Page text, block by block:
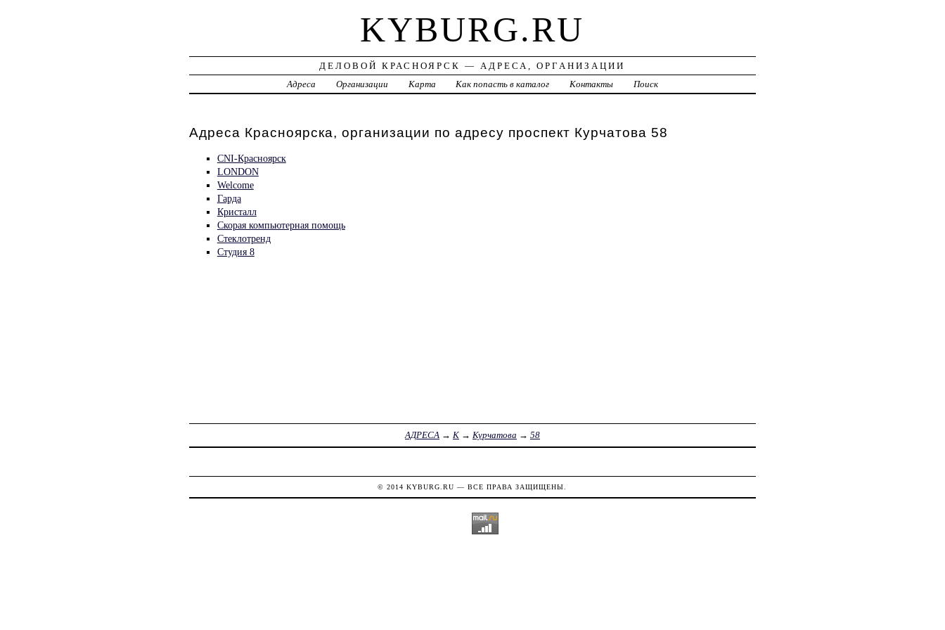
KYBURG.RU
ДЕЛОВОЙ КРАСНОЯРСК — АДРЕСА, ОРГАНИЗАЦИИ
Адреса
Организации Карта Как попасть в каталог Контакты Поиск
Адреса Красноярска, организации по адресу проспект Курчатова 58
CNI-Красноярск
LONDON
Welcome
Гарда
Кристалл
Скорая компьютерная помощь
Стеклотренд
Студия 8
АДРЕСА→ К→ Курчатова → 58
© 2014KYBURG.RU — ВСЕ ПРАВА ЗАЩИЩЕНЫ.